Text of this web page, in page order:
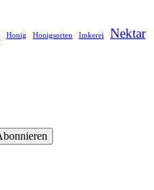
Honig Honigsorten Imkerei Nektar